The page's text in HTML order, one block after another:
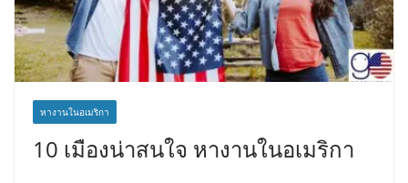
หางานในอเมริกา
10 เมืองน่าสนใจ หางานในอเมริกา